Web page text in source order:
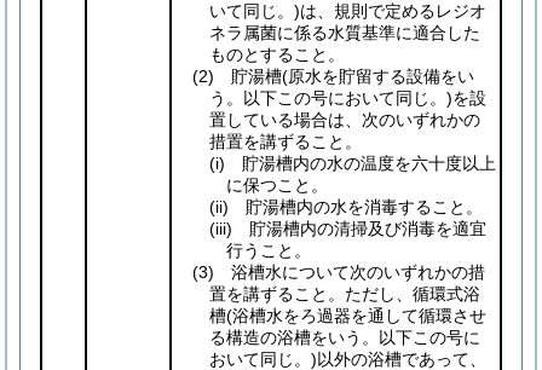
いて同じ。)は、規則で定めるレジオ
ネラ属菌に係る水質基準に適合した
ものとすること。
(2) 貯湯槽(原水を貯留する設備をい
う。以下この号において同じ。)を設
置している場合は、次のいずれかの
措置を講ずること。
(i) 貯湯槽内の水の温度を六十度以上
に保つこと。
(ii) 貯湯槽内の水を消毒すること。
(iii) 貯湯槽内の清掃及び消毒を適宜
行うこと。
(3) 浴槽水について次のいずれかの措
置を講ずること。ただし、循環式浴
槽(浴槽水をろ過器を通して循環させ
る構造の浴槽をいう。以下この号に
おいて同じ。)以外の浴槽であって、